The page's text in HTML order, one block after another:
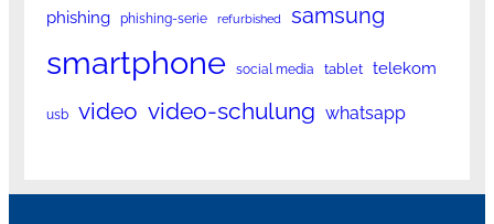
phishing phishing-serie refurbished samsung
smartphone social media tablet telekom
usb video video-schulung whatsapp